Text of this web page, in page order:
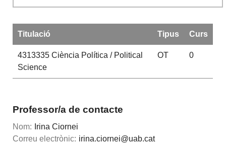
Titulació Tipus Curs
4313335Ciència Política / Political
Science
OT 0
Professor/a de contacte
Nom:
Irina Ciornei
Correu electrònic: irina.ciornei@uab.cat